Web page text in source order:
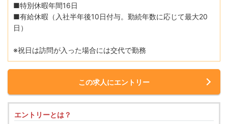
■特別休暇年間16日
■有給休暇（入社半年後10日付与。勤続年数に応じて最大20
日）
※祝日は訪問が入った場合には交代で勤務
この求人にエントリー
エントリーとは？